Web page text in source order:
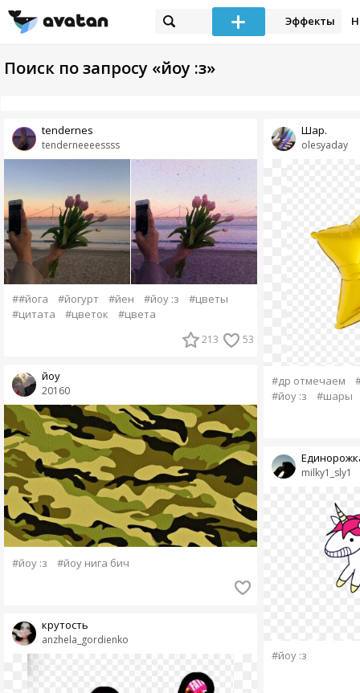
Эффекты
Поиск по запросу «йоу :з»
tenderneeeessss
tendernes
##йога #йогурт #йен #йоу :з
#цветы
#цитата
#цветок #цвета
213 53
20160
йоу
#йоу :з #йоу нига бич
anzhela_gordienko
крутость
olesyaday
Шар.
#др отмечаем
#йоу :з
#шары
milky1_sly1
#йоу :з